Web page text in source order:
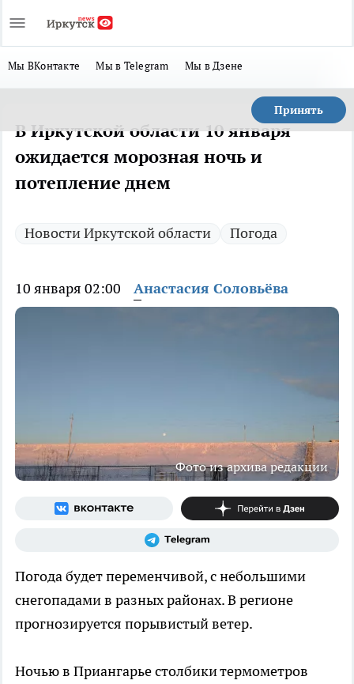
Мы ВКонтакте Мы в Telegram Мы в Дзене
Принять
В Иркутской области 10 января
ожидается морозная ночь и
потепление днем
Новости Иркутской области Погода
10 января 02:00 Анастасия Соловьёва
Фото из архива редакции
Погода будет переменчивой, с небольшими
снегопадами в разных районах. В регионе
прогнозируется порывистый ветер.
Ночью в Приангарье столбики термометров